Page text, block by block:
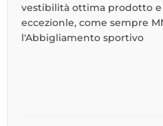
vestibilità ottima prodotto
eccezionle, come sempre
l'Abbigliamento sportivo